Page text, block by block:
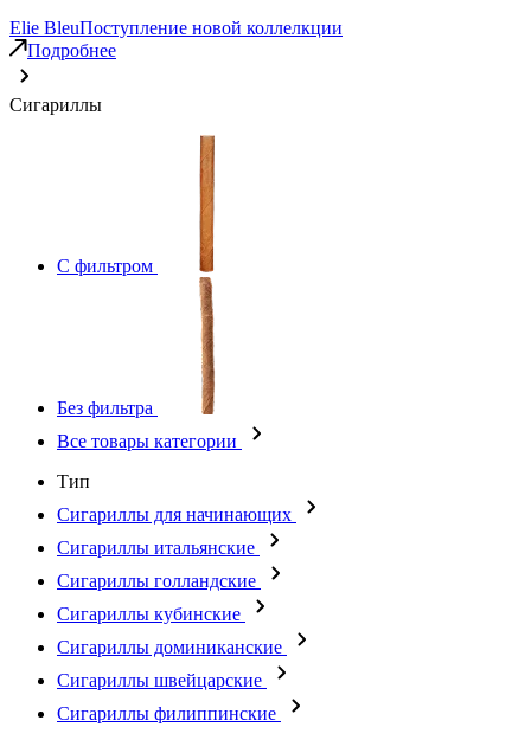
Elie BleuПоступление новой коллелкции
Подробнее
Сигариллы
С фильтром
Без фильтра
Все товары категории
Тип
Сигариллы для начинающих
Сигариллы итальянские
Сигариллы голландские
Сигариллы кубинские
Сигариллы доминиканские
Сигариллы швейцарские
Сигариллы филиппинские